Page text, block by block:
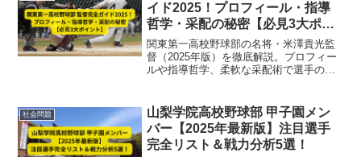
イド2025！プロフィール・指導
哲学・采配の秘密【必見3大ポイ
ント】
関東第一高校野球部の名将・米澤貴光監
督（2025年版）を徹底解説。プロフィー
ルや指導哲学、柔軟な采配術で選手の自
をわかりやすく紹介します。
社会問題
山梨学院高校野球部 甲子園メン
バー【2025年最新版】注目選手
完全リスト＆戦力分析5選！